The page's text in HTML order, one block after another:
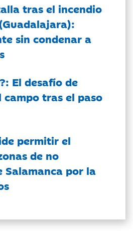
tras el incendio
sin condenar a
El desafío de
tras el paso
permitir el
de no
Salamanca por la